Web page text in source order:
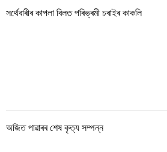
সৰ্থেবাৰীৰ কাপলা বিলত পৰিভ্ৰমী চৰাইৰ কাকলি
অজিত পাৱাৰৰ শেষ কৃত্য সম্পন্ন